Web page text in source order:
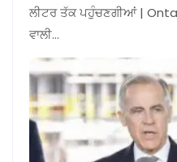
ਲੀਟਰ ਤੱਕ ਪਹੁੰਚਣਗੀਆਂ |
ਵਾਲੀ…